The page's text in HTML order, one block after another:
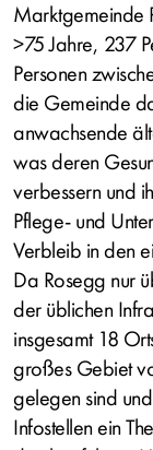
Marktgemeinde
>75 Jahre, 237
Personen
die Gemeinde
anwachsende
was deren
verbessern und
Pflege- und
Verbleib in den
Da Rosegg nur
der üblichen
insgesamt 18
großes Gebiet
gelegen sind
Infostellen ein